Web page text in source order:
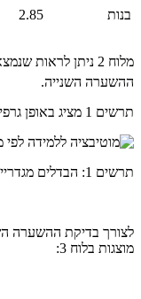
בנות
2.85
מלוח 2 ניתן לראות שנמצאו הבדלים מובהקים בין בנים לבנות במוטיבציה ללמידה, כך שהמוטיבציה ללמידה בקרב בנים גבוהה יותר לעומת המוטיבציה ללמידה בקרב בנות (T
ההשערה השנייה.
תרשים 1 מציג באופן גרפי את ההבדלים בין בנים לבנות במוטיבציה ללמידה:
תרשים 1: הבדלים מגדריים במוטיבציה ללמידה
מוצגות בלוח 3: